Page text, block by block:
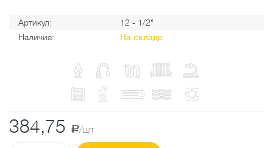
Артикул:
12 - 1/2"
Наличие:
На складе
384,75 a/шт